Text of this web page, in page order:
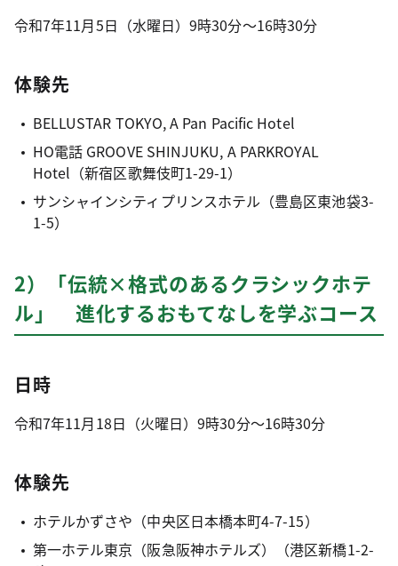
令和7年11月5日（水曜日）9時30分～16時30分
体験先
BELLUSTAR TOKYO, A Pan Pacific Hotel
HO電話 GROOVE SHINJUKU, A PARKROYAL
Hotel（新宿区歌舞伎町1-29-1）
サンシャインシティプリンスホテル（豊島区東池袋3-
1-5）
2）「伝統×格式のあるクラシックホテ
ル」 進化するおもてなしを学ぶコース
日時
令和7年11月18日（火曜日）9時30分～16時30分
体験先
ホテルかずさや（中央区日本橋本町4-7-15）
第一ホテル東京（阪急阪神ホテルズ）（港区新橋1-2-